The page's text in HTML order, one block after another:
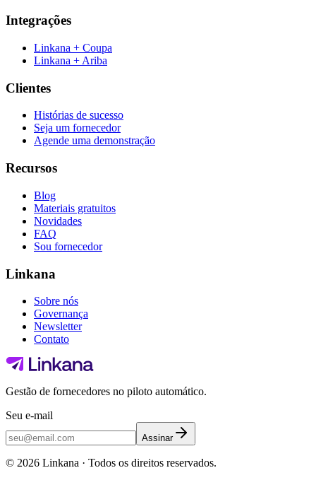
Integrações
Linkana + Coupa
Linkana + Ariba
Clientes
Histórias de sucesso
Seja um fornecedor
Agende uma demonstração
Recursos
Blog
Materiais gratuitos
Novidades
FAQ
Sou fornecedor
Linkana
Sobre nós
Governança
Newsletter
Contato
Gestão de fornecedores no piloto automático.
Seu e-mail
Assinar
© 2026 Linkana · Todos os direitos reservados.